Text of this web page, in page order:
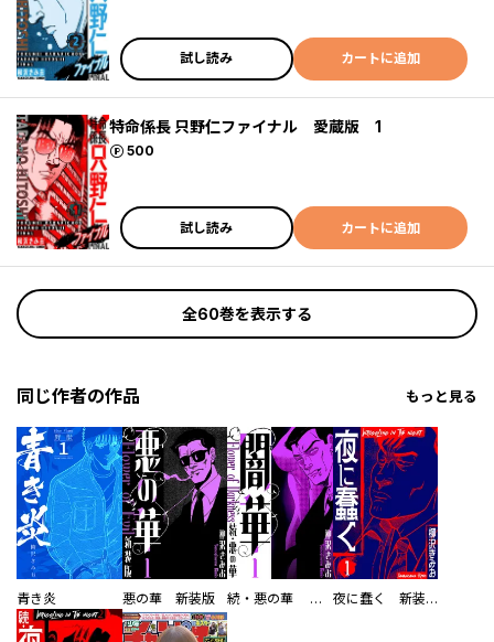
試し読み カートに追加
特命係長 只野仁ファイナル 愛蔵版 1
500
ポイント
試し読み カートに追加
全60巻を表示する
同じ作者の作品 もっと見る
青き炎 悪の華 新装版 続・悪の華 闇華 新装版 夜に蠢く 新装版